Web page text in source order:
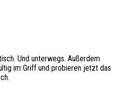
Und unterwegs. Außerdem
im Griff und probieren jetzt das